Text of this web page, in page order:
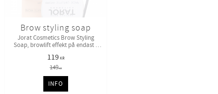
Brow styling soap
Jorat Cosmetics Brow Styling
Soap, browlift effekt på endast 2
försäljning i salongen!
119KR
149KR
INFO